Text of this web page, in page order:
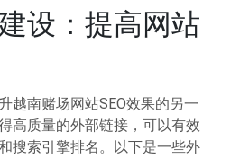
设：提高网站
越南赌场网站SEO效果的另一
高质量的外部链接，可以有效
搜索引擎排名。以下是一些外